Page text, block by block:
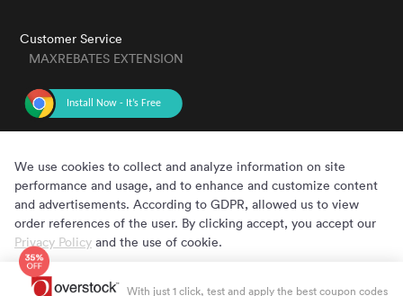
Customer Service
MAXREBATES EXTENSION
Copyright © 2020 - 2022 MaxRebates.com. All Rights Reserved.
With just 1 click, test and apply the best coupon codes
We use cookies to collect and analyze information on site
performance and usage, and to enhance and customize content
and advertisements. According to GDPR, allowed us to view
order references of the user. By clicking accept, you accept our
Privacy Policy and the use of cookie.
Cookie Preferences